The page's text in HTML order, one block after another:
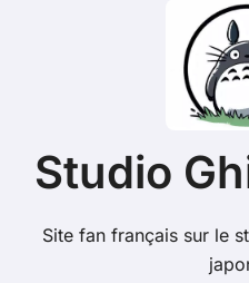
Studio
Site fan français sur le